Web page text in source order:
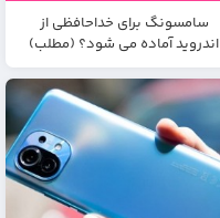
سامسونگ برای خداحافظی از
اندروید آماده می شود؟ (مطلب)